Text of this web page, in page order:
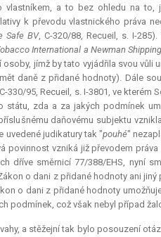
a to bez ohledu na to,
k převodu vlastnického práva
Safe BV, C-320/88, Recueil, s. I-
International a Newman
jímž by tato vyjádřila svou vůli
daně z přidané hodnoty). Dále
330/95, Recueil, s. I-3801, ve kterém
státu, zda a za jakých podmínek
daňovému subjektu
uvedené judikatury tak "pouhé"
povinnost vzniká již převodem
dříve směrnicí 77/388/EHS, nyní
o dani z přidané hodnoty ani jiný
o dani z přidané hodnoty
podmínek, což však nebyl případ
a stěžejní tak bylo posouzení